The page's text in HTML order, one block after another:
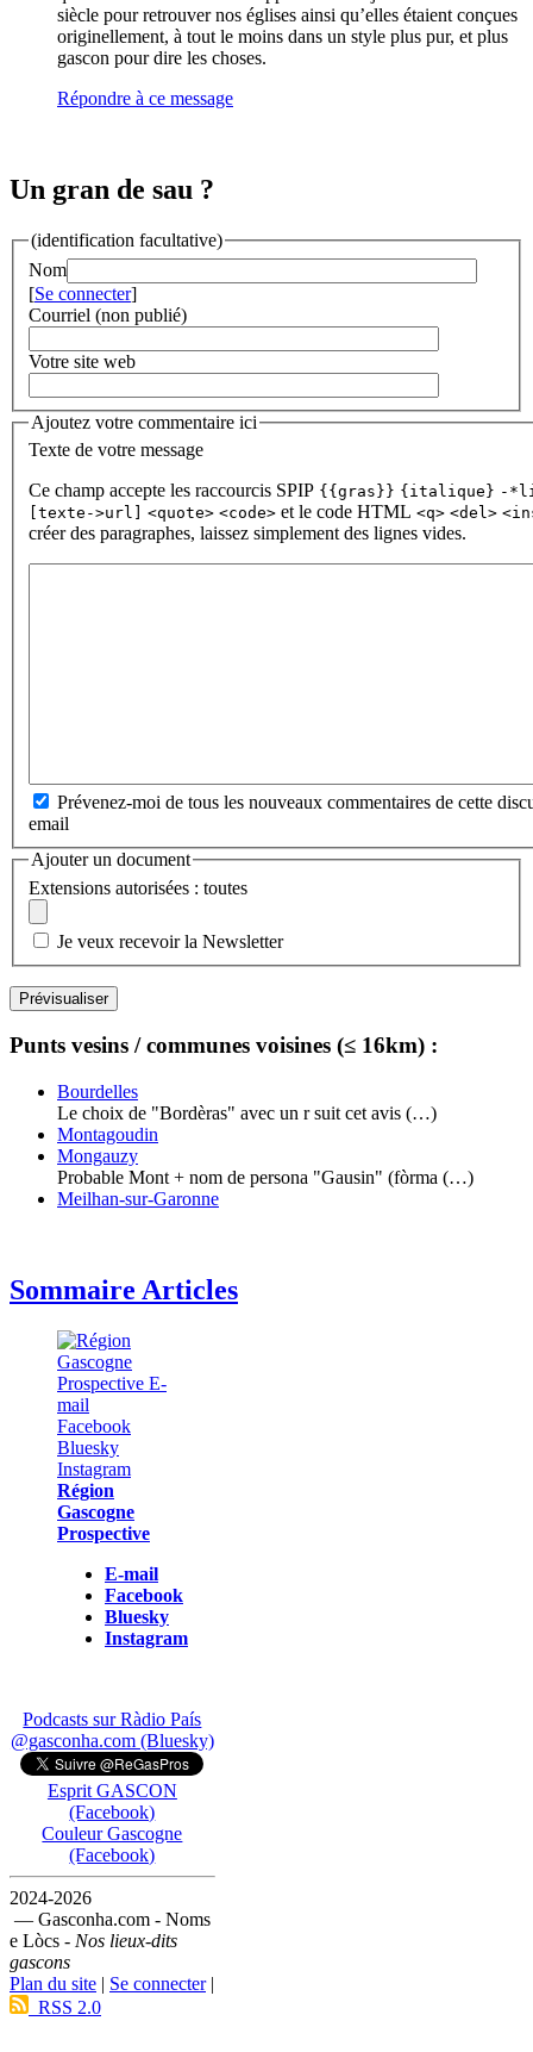
siècle pour retrouver nos églises ainsi qu’elles étaient conçues
originellement, à tout le moins dans un style plus pur, et plus
gascon pour dire les choses.
Répondre à ce message
Un gran de sau ?
(identification facultative)
Nom
[Se connecter]
Courriel (non publié)
Votre site web
Ajoutez votre commentaire ici
Texte de votre message
Ce champ accepte les raccourcis SPIP {{gras}} {italique} -
[texte->url]
<quote> <code> et le code HTML <q> <del>
créer des paragraphes, laissez simplement des lignes vides.
Prévenez-moi de tous les nouveaux commentaires de cette
email
Ajouter un document
Extensions autorisées : toutes
Je veux recevoir la Newsletter
Punts vesins / communes voisines (≤ 16km) :
Bourdelles
Le choix de "Bordèras" avec un r suit cet avis (…)
Montagoudin
Mongauzy
Probable Mont + nom de persona "Gausin" (fòrma (…)
Meilhan-sur-Garonne
Sommaire Articles
Région
Gascogne
Prospective
E-mail
Facebook
Bluesky
Instagram
Podcasts sur Ràdio País
@gasconha.com (Bluesky)
Esprit GASCON
(Facebook)
Couleur Gascogne
(Facebook)
2024-2026
— Gasconha.com - Noms
e Lòcs - Nos lieux-dits
gascons
Plan du site | Se connecter|
RSS 2.0